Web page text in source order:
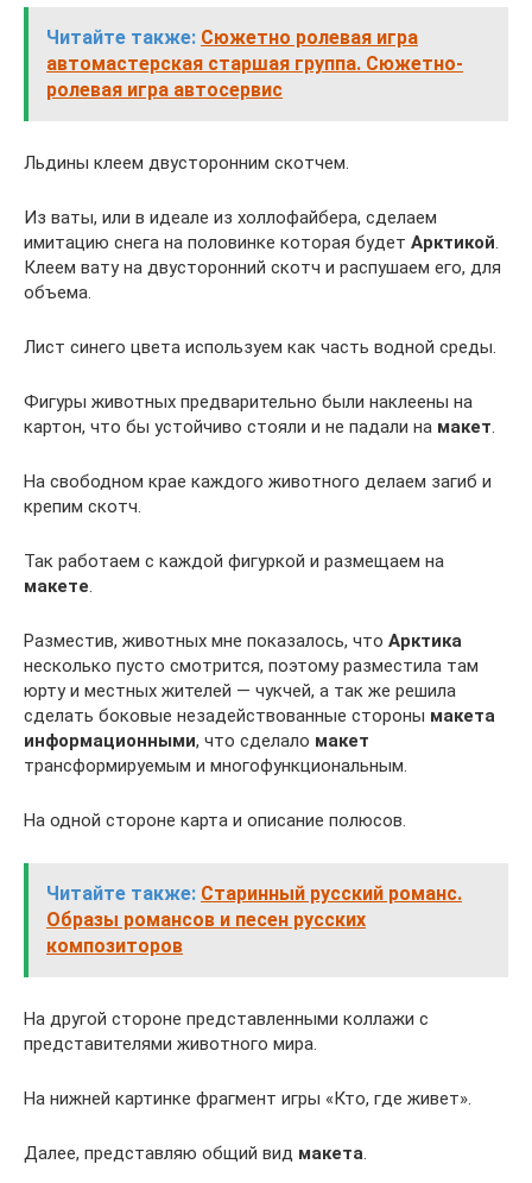
Читайте также: Сюжетно ролевая игра
автомастерская старшая группа. Сюжетно-
ролевая игра автосервис
Льдины клеем двусторонним скотчем.
Из ваты, или в идеале из холлофайбера, сделаем
имитацию снега на половинке которая будет Арктикой.
Клеем вату на двусторонний скотч и распушаем его, для
объема.
Лист синего цвета используем как часть водной среды.
Фигуры животных предварительно были наклеены на
картон, что бы устойчиво стояли и не падали на макет.
На свободном крае каждого животного делаем загиб и
крепим скотч.
Так работаем с каждой фигуркой и размещаем на
макете.
Разместив, животных мне показалось, что Арктика
несколько пусто смотрится, поэтому разместила там
юрту и местных жителей — чукчей, а так же решила
сделать боковые незадействованные стороны макета
информационными, что сделало макет
трансформируемым и многофункциональным.
На одной стороне карта и описание полюсов.
Читайте также: Старинный русский романс.
Образы романсов и песен русских
композиторов
На другой стороне представленными коллажи с
представителями животного мира.
На нижней картинке фрагмент игры «Кто, где живет».
Далее, представляю общий вид макета.